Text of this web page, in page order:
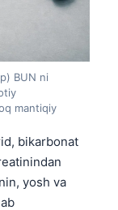
BUN ni
mantiqiy
bikarbonat
yosh va